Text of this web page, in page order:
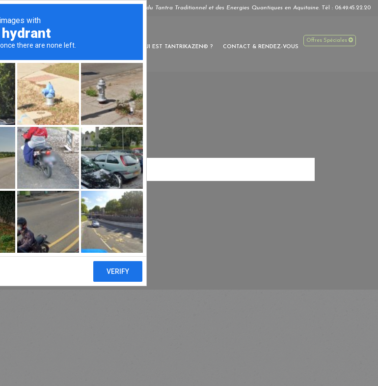
Tantrikazen©, Massage à Bordeaux, Spécialiste du Tantra Traditionnel et des Energies Quantiques en Aquitaine. Tél : 06.49.45.22.20
Offres Spéciales
SOINS ENERGÉTIQUES TARIFS QUI EST TANTRIKAZEN© ? CONTACT & RENDEZ-VOUS